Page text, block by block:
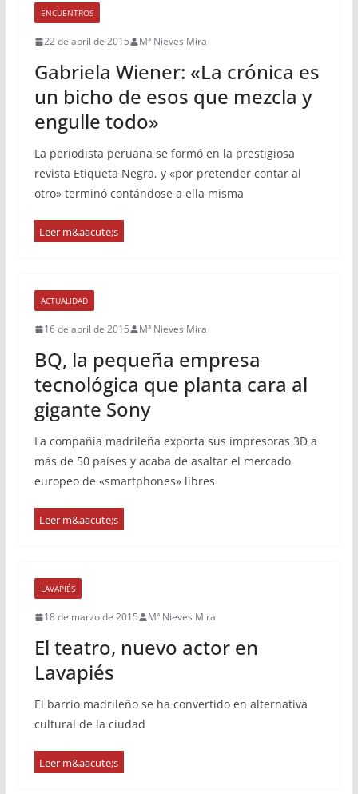
ENCUENTROS
22 de abril de 2015 Mª Nieves Mira
Gabriela Wiener: «La crónica es
un bicho de esos que mezcla y
engulle todo»
La periodista peruana se formó en la prestigiosa
revista Etiqueta Negra, y «por pretender contar al
otro» terminó contándose a ella misma
ACTUALIDAD
16 de abril de 2015 Mª Nieves Mira
BQ, la pequeña empresa
tecnológica que planta cara al
gigante Sony
La compañía madrileña exporta sus impresoras 3D a
más de 50 países y acaba de asaltar el mercado
europeo de «smartphones» libres
LAVAPIÉS
18 de marzo de 2015 Mª Nieves Mira
El teatro, nuevo actor en
Lavapiés
El barrio madrileño se ha convertido en alternativa
cultural de la ciudad